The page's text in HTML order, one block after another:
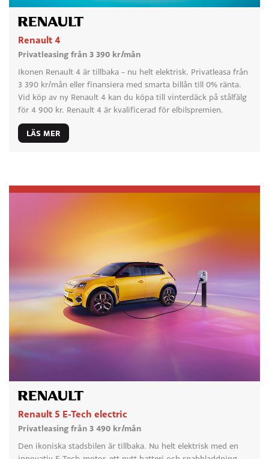
Renault 4
Privatleasing från 3 390 kr/mån
Ikonen Renault 4 är tillbaka – nu helt elektrisk. Privatleasa från
3 390 kr/mån eller finansiera med smarta billån till 0% ränta.
Vid köp av ny Renault 4 kan du köpa till vinterdäck på stålfälg
för 4 900 kr. Renault 4 är kvalificerad för elbilspremien.
LÄS MER
Renault 5 E-Tech electric
Privatleasing från 3 490 kr/mån
Den ikoniska stadsbilen är tillbaka. Nu helt elektrisk med en